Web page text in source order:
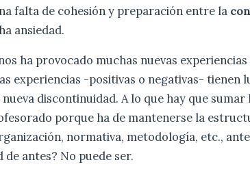
falta de cohesión y preparación entre la
ansiedad.
ha provocado muchas nuevas
experiencias -positivas o negativas- tienen
discontinuidad. A lo que hay que
porque ha de mantenerse la
normativa, metodología, etc.,
antes? No puede ser.